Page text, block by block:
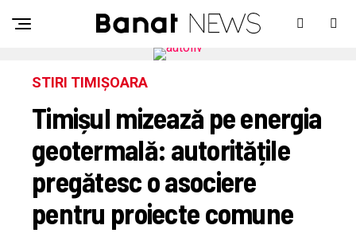
STIRI TIMIȘOARA
Timișul mizează pe energia
geotermală: autoritățile
pregătesc o asociere
pentru proiecte comune